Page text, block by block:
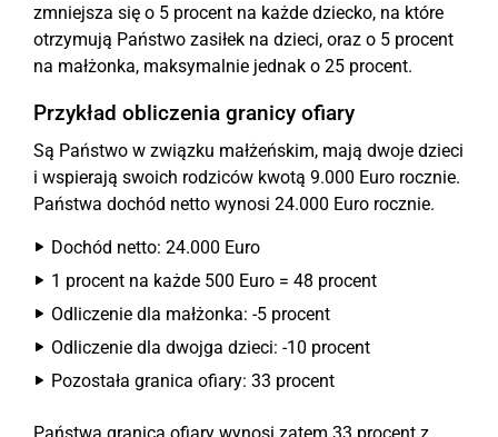
zmniejsza się o 5 procent na każde dziecko, na które
otrzymują Państwo zasiłek na dzieci, oraz o 5 procent
na małżonka, maksymalnie jednak o 25 procent.
Przykład obliczenia granicy ofiary
Są Państwo w związku małżeńskim, mają dwoje dzieci
i wspierają swoich rodziców kwotą 9.000 Euro rocznie.
Państwa dochód netto wynosi 24.000 Euro rocznie.
Dochód netto: 24.000 Euro
1 procent na każde 500 Euro = 48 procent
Odliczenie dla małżonka: -5 procent
Odliczenie dla dwojga dzieci: -10 procent
Pozostała granica ofiary: 33 procent